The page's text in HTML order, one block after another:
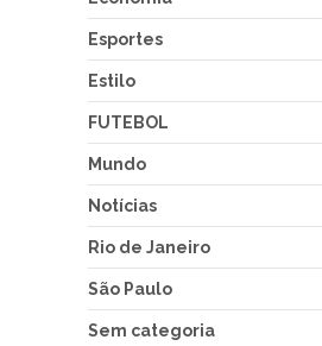
Esportes
Estilo
FUTEBOL
Mundo
Notícias
Rio de Janeiro
São Paulo
Sem categoria